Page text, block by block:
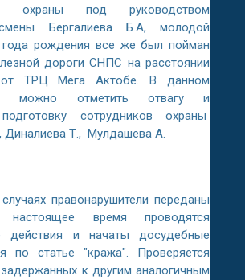
охраны под руководством
Бергалиева Б.А, молодой
года рождения все же был пойман
дороги СНПС на расстоянии
ТРЦ Мега Актобе. В данном
можно отметить отвагу и
сотрудников охраны
Диналиева Т., Мулдашева А.
правонарушители переданы
время проводятся
действия и начаты досудебные
по статье "кража". Проверяется
задержанных к другим аналогичным